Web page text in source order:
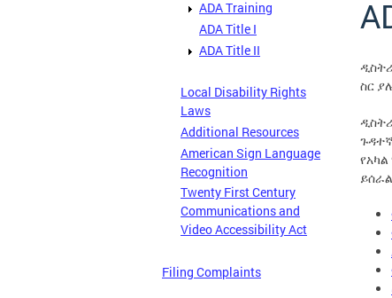
ADA Training
ADA Title I
ADA Title II
Local Disability Rights
Laws
Additional Resources
American Sign Language
Recognition
Twenty First Century
Communications and
Video Accessibility Act
Filing Complaints
ስር